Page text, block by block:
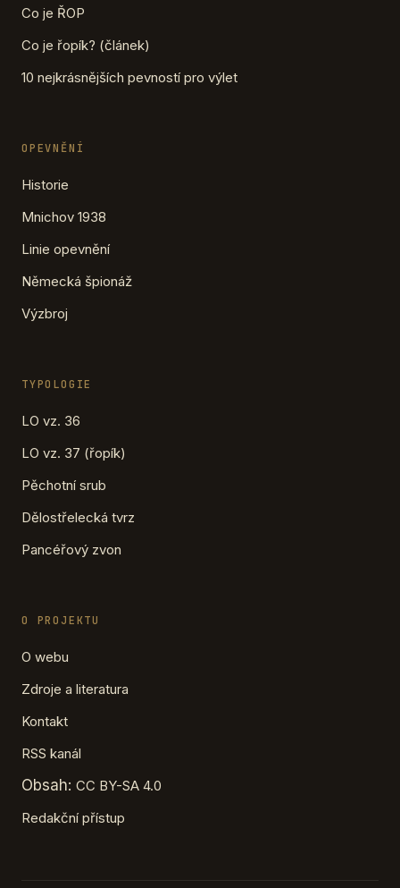
Co je ŘOP
Co je řopík? (článek)
10 nejkrásnějších pevností pro výlet
OPEVNĚNÍ
Historie
Mnichov 1938
Linie opevnění
Německá špionáž
Výzbroj
TYPOLOGIE
LO vz. 36
LO vz. 37 (řopík)
Pěchotní srub
Dělostřelecká tvrz
Pancéřový zvon
O PROJEKTU
O webu
Zdroje a literatura
Kontakt
RSS kanál
Obsah: CC BY-SA 4.0
Redakční přístup